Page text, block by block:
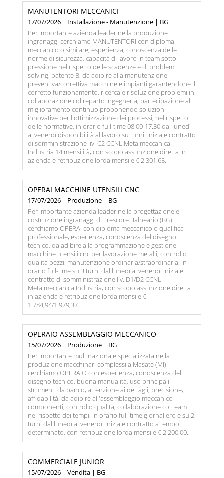
MANUTENTORI MECCANICI
17/07/2026 | Installazione - Manutenzione | BG
Per importante azienda leader nella produzione
ingranaggi cerchiamo MANUTENTORI con diploma
meccanico o similare, esperienza, conoscenza delle
norme di sicurezza, capacità di lavoro in team sotto
pressione nel rispetto delle scadenze e di problem
solving, patente B, da adibire alla manutenzione
preventiva/correttiva macchine e impianti garantendone il
corretto funzionamento, ricerca e risoluzione problemi in
collaborazione col reparto ingegneria, partecipazione al
miglioramento continuo proponendo soluzioni
innovative per l'ottimizzazione dei processi, nel rispetto
delle normative, in orario full-time 08.00-17.30 dal lunedì
al venerdì disponibilità al lavoro su turni. Iniziale contratto
di somministrazione liv. C2 CCNL Metalmeccanica
Industria 14 mensilità, con scopo assunzione diretta in
azienda e retribuzione lorda mensile € 2.301,65.
OPERAI MACCHINE UTENSILI CNC
17/07/2026 | Produzione | BG
Per importante azienda leader nella progettazione e
costruzione ingranaggi di Trescore Balneario (BG)
cerchiamo OPERAI con diploma meccanico o qualifica
professionale, esperienza, conoscenza del disegno
tecnico, da adibire alla programmazione e gestione
macchine utensili cnc per lavorazione metalli, controllo
qualità pezzi, manutenzione ordinaria/straordinaria, in
orario full-time su 3 turni dal lunedì al venerdì. Iniziale
contratto di somministrazione liv. D1/D2 CCNL
Metalmeccanica Industria, con scopo assunzione diretta
in azienda e retribuzione lorda mensile €
1.784,94/1.979,37.
OPERAIO ASSEMBLAGGIO MECCANICO
15/07/2026 | Produzione | BG
Per importante multinazionale specializzata nella
produzione macchinari complessi a Masate (MI)
cerchiamo OPERAIO con esperienza, conoscenza del
disegno tecnico, buona manualità, uso principali
strumenti da banco, attenzione ai dettagli, precisione,
affidabilità, da adibire all'assemblaggio meccanico
componenti, controllo qualità, collaborazione col team
nel rispetto dei tempi, in orario full-time giornaliero e su 2
turni dal lunedì al venerdì. Iniziale contratto a tempo
determinato, con retribuzione lorda mensile € 2.200,00.
COMMERCIALE JUNIOR
15/07/2026 | Vendita | BG